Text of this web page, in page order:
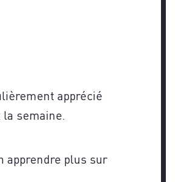
apprécié
semaine.
apprendre plus sur